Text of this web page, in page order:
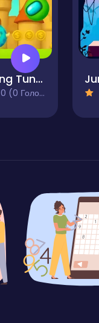
Tung TungBall and Labububall
0 (0 Голосів)